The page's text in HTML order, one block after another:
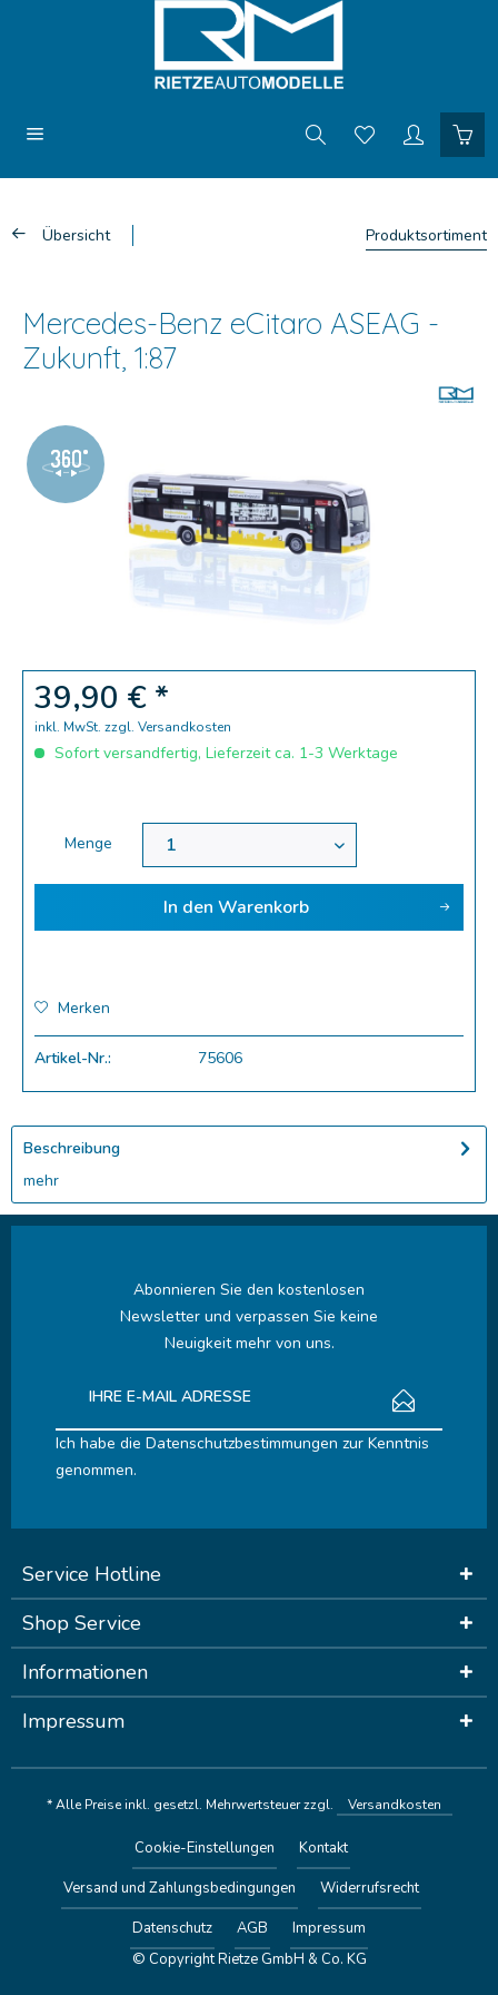
Übersicht Produktsortiment
Mercedes-Benz eCitaro ASEAG -
Zukunft, 1:87
39,90 € *
inkl. MwSt. zzgl. Versandkosten
Sofort versandfertig, Lieferzeit ca. 1-3 Werktage
Menge
In den Warenkorb
Merken
Artikel-Nr.: 75606
Beschreibung
mehr
Abonnieren Sie den kostenlosen
Newsletter und verpassen Sie keine
Neuigkeit mehr von uns.
Ich habe die Datenschutzbestimmungen zur Kenntnis
genommen.
Service Hotline
Shop Service
Informationen
Impressum
* Alle Preise inkl. gesetzl. Mehrwertsteuer zzgl. Versandkosten
Cookie-Einstellungen
Kontakt
Versand und Zahlungsbedingungen
Widerrufsrecht
Datenschutz
AGB
Impressum
© Copyright Rietze GmbH & Co. KG